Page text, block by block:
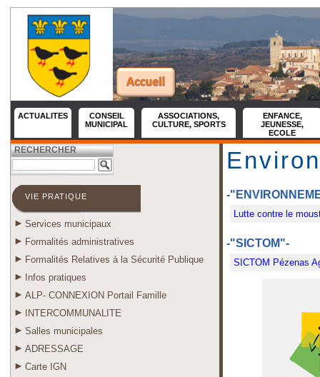
ACTUALITES
CONSEIL
MUNICIPAL
ASSOCIATIONS,
CULTURE, SPORTS
ENFANCE,
JEUNESSE,
ECOLE
RECHERCHER
VIE PRATIQUE
Services municipaux
Formalités administratives
Formalités Relatives à la Sécurité Publique
Infos pratiques
ALP- CONNEXION Portail Famille
INTERCOMMUNALITE
Salles municipales
ADRESSAGE
Carte IGN
-
Lutte contre le
-"SICTOM"-
SICTOM Pézenas